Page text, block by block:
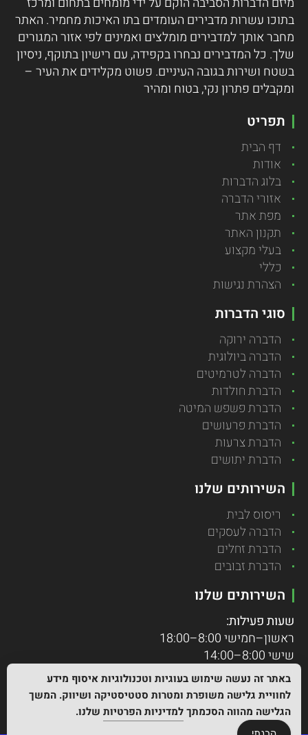
בתוכו עשרות מדבירים העומדים בתו האיכות מחמיר. האתר
מחבר אותך למדבירים מומלצים ואמינים לפי אזור המגורים
שלך. כל המדבירים נבחרו בקפידה, עם רישיון בתוקף, ניסיון
בשטח ושירות בגובה העיניים. פשוט מקלידים את העיר –
ומקבלים פתרון נקי, בטוח ומהיר
תפריט
דף הבית
אודות
בלוג הדברות
אזורי הדברה
מפת אתר
תקנון האתר
בעלי מקצוע
כללי
הצהרת נגישות
סוגי הדברות
הדברה ירוקה
הדברה ביולוגית
הדברה לטרמיטים
הדברת חולדות
הדברת פשפש המיטה
הדברת פרעושים
הדברת צרעות
הדברת יתושים
השירותים שלנו
ריסוס לבית
הדברה לעסקים
הדברת זחלים
הדברת זבובים
השירותים שלנו
שעות פעילות:
ראשון–חמישי 8:00–18:00
שישי 8:00–14:00
שבתות וחגים – סגור
במקרי חירום ניתן לפנות גם מעבר לשעות הפעילות.
באתר זה נעשה שימוש בעוגיות וטכנולוגיות איסוף מידע
לחוויית גלישה משופרת ומטרות סטטיסטיקה ושיווק. המשך
הגלישה מהווה הסכמתךלמדיניות הפרטיות שלנו.